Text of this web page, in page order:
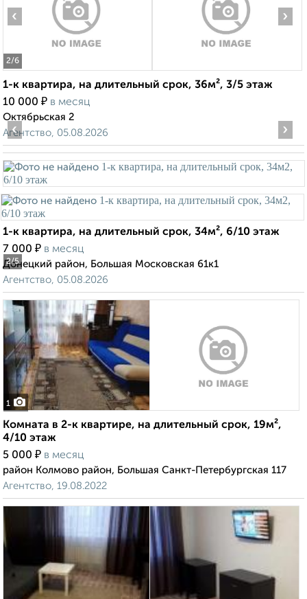
2/6
‹ ›
1-к квартира, на длительный срок, 36м², 3/5 этаж
10 000 ₽ в месяц
Октябрьская 2
Агентство, 05.08.2026
2/5
‹ ›
1-к квартира, на длительный срок, 34м², 6/10 этаж
7 000 ₽ в месяц
Донецкий район, Большая Московская 61к1
Агентство, 05.08.2026
1
Комната в 2-к квартире, на длительный срок, 19м²,
4/10 этаж
5 000 ₽ в месяц
район Колмово район, Большая Санкт-Петербургская 117
Агентство, 19.08.2022